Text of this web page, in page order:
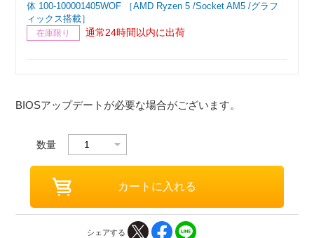
体 100-100001405WOF ［AMD Ryzen 5 /Socket AM5 /グラフ
ィックス搭載］
在庫限り 通常24時間以内に出荷
BIOSアップデートが必要な場合がございます。
数量
シェアする